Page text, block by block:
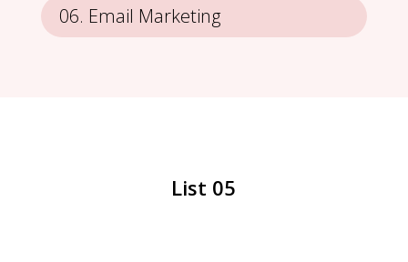
Email Marketing
List 05